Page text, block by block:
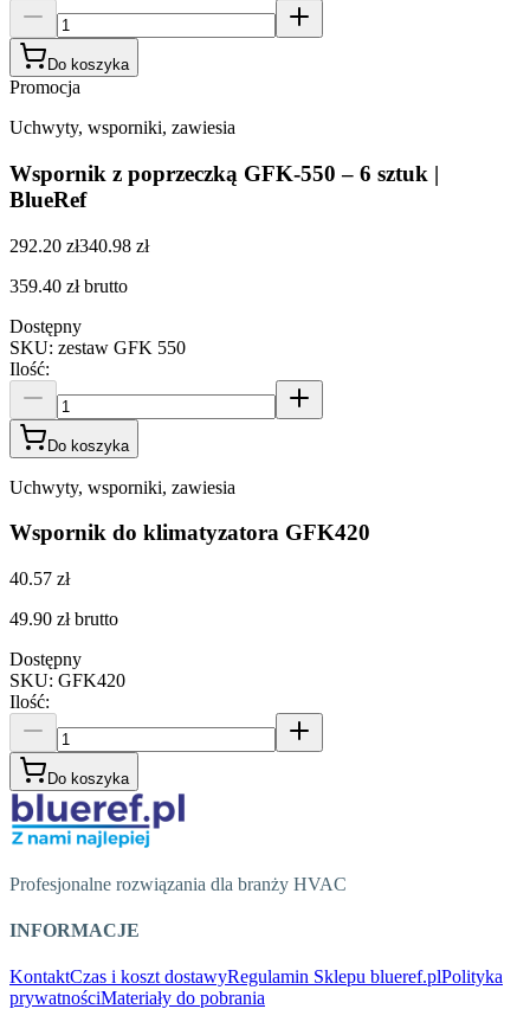
Do koszyka
Promocja
Uchwyty, wsporniki, zawiesia
Wspornik z poprzeczką GFK-550 – 6 sztuk |
BlueRef
292.20 zł340.98 zł
359.40 zł brutto
Dostępny
SKU: zestaw GFK 550
Ilość:
Do koszyka
Uchwyty, wsporniki, zawiesia
Wspornik do klimatyzatora GFK420
40.57 zł
49.90 zł brutto
Dostępny
SKU: GFK420
Ilość:
Do koszyka
Profesjonalne rozwiązania dla branży HVAC
INFORMACJE
KontaktCzas i koszt dostawyRegulamin Sklepu blueref.plPolityka
prywatnościMateriały do pobrania